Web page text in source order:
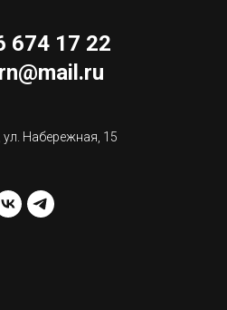
674 17 22
Набережная, 15